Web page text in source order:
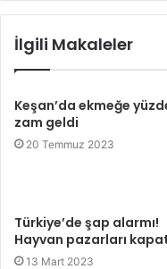
İlgili Makaleler
Keşan’da ekmeğe
zam geldi
20 Temmuz 2023
Türkiye’de şap alarmı!
Hayvan pazarları
13 Mart 2023